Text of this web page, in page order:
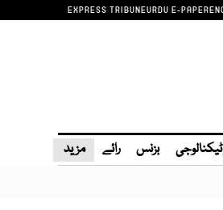
EXPRESS TRIBUNEURDU E-PAPER
بزنس رائے مزید